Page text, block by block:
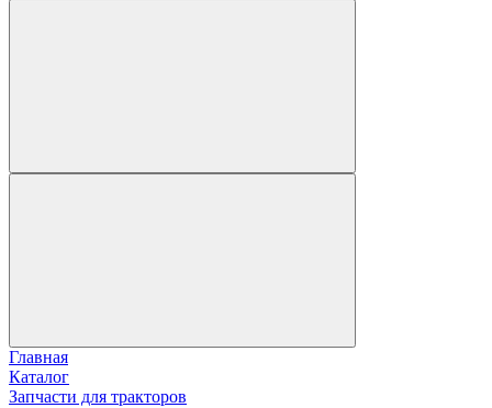
Главная
Каталог
Запчасти для тракторов